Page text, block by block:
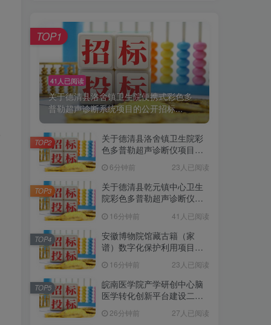
41人已阅读
关于德清县洛舍镇卫生院便携式彩色多
普勒超声诊断系统项目的公开招标...
TOP1
关于德清县洛舍镇卫生院彩
色多普勒超声诊断仪项目的
术设备招标有限公司]
6分钟前 23人已阅读
TOP2
关于德清县乾元镇中心卫生
院彩色多普勒超声诊断仪项
际技术设备招标有限公司]
16分钟前 41人已阅读
TOP3
安徽博物院馆藏古籍（家
谱）数字化保护利用项目公
16分钟前 23人已阅读
TOP4
皖南医学院产学研创中心脑
医学转化创新平台建设二期
26分钟前 27人已阅读
TOP5